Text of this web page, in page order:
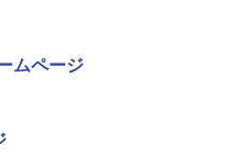
ケース付きコレクション)
典:オリジナル巾着＋メー
と離】二振りの剣、十翼よ
タジオ描き下ろしイラスト
ray]
ムページ